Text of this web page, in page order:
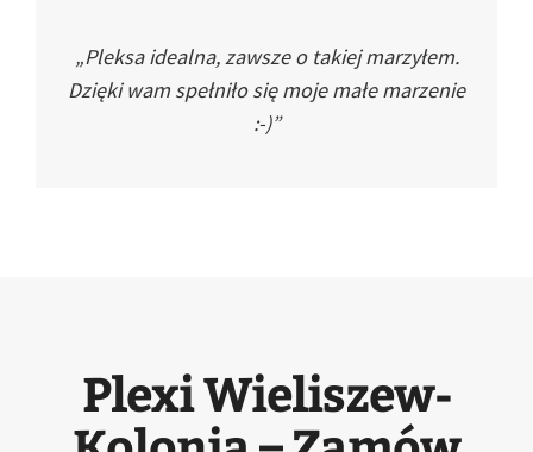
„Pleksa idealna, zawsze o takiej marzyłem.
Dzięki wam spełniło się moje małe marzenie
:-)”
Plexi Wieliszew-